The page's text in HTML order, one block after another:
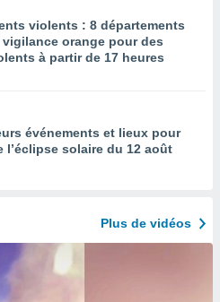
violents : 8 départements
vigilance orange pour des
à partir de 17 heures
événements et lieux pour
l’éclipse solaire du 12 août
Plus de vidéos